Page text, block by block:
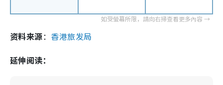
资料来源： 香港旅发局
延伸阅读：